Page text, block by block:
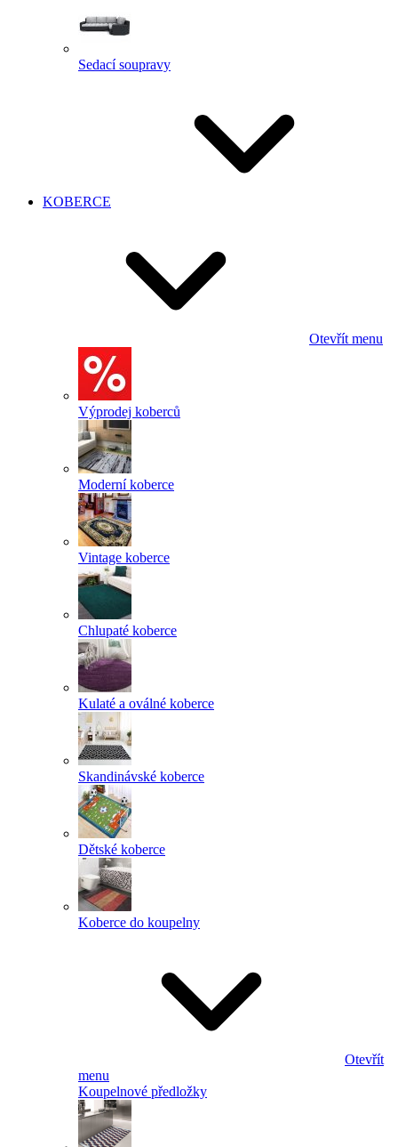
Sedací soupravy
KOBERCE
Otevřít menu
Výprodej koberců
Moderní koberce
Vintage koberce
Chlupaté koberce
Kulaté a oválné koberce
Skandinávské koberce
Dětské koberce
Koberce do koupelny
Otevřít
menu
Koupelnové předložky